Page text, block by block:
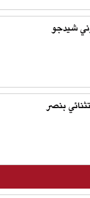
شيدجو
بنصر